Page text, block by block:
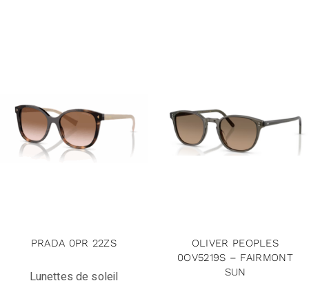
PRADA 0PR 22ZS
Lunettes de soleil
OLIVER PEOPLES
0OV5219S – FAIRMONT
SUN